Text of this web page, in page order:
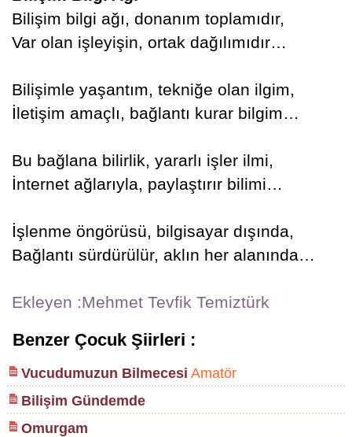
Bilişim bilgi ağı, donanım toplamıdır,
Var olan işleyişin, ortak dağılımıdır…
Bilişimle yaşantım, tekniğe olan ilgim,
İletişim amaçlı, bağlantı kurar bilgim…
Bu bağlana bilirlik, yararlı işler ilmi,
İnternet ağlarıyla, paylaştırır bilimi…
İşlenme öngörüsü, bilgisayar dışında,
Bağlantı sürdürülür, aklın her alanında…
Ekleyen :Mehmet Tevfik Temiztürk
Benzer Çocuk Şiirleri :
Vucudumuzun Bilmecesi Amatör
Bilişim Gündemde
Omurgam